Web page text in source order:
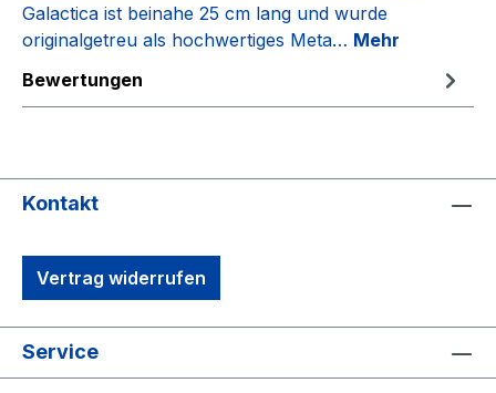
Galactica ist beinahe 25 cm lang und wurde
originalgetreu als hochwertiges Meta… Mehr
Bewertungen
Kontakt
Vertrag widerrufen
Service